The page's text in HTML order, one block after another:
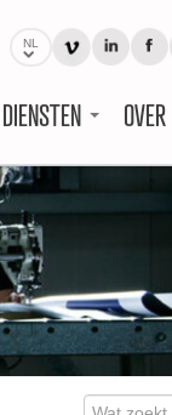
NL
DIENSTEN